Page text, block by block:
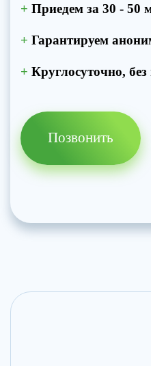
+ Приедем за 30 - 50
+ Гарантируем
+ Круглосуточно,
Позвонить